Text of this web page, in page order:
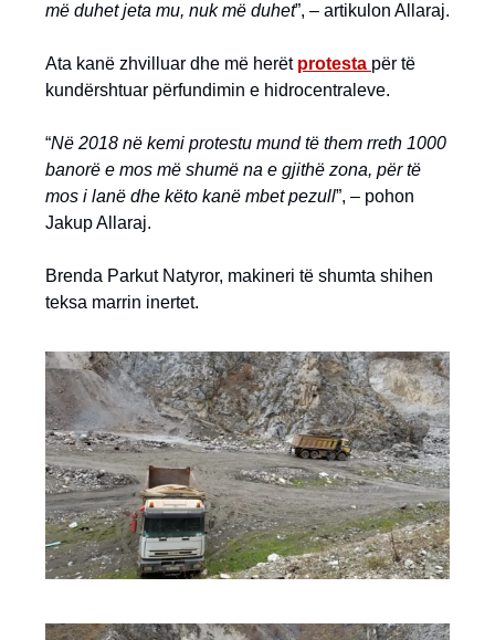
më duhet jeta mu, nuk më duhet”, – artikulon Allaraj.
Ata kanë zhvilluar dhe më herët protesta për të
kundërshtuar përfundimin e hidrocentraleve.
“Në 2018 në kemi protestu mund të them rreth 1000
banorë e mos më shumë na e gjithë zona, për të
mos i lanë dhe këto kanë mbet pezull”, – pohon
Jakup Allaraj.
Brenda Parkut Natyror, makineri të shumta shihen
teksa marrin inertet.